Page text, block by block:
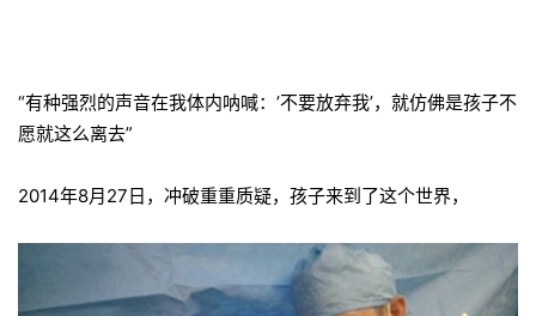
“有种强烈的声音在我体内呐喊：’不要放弃我’，就仿佛是孩子不
愿就这么离去”
2014年8月27日，冲破重重质疑，孩子来到了这个世界，